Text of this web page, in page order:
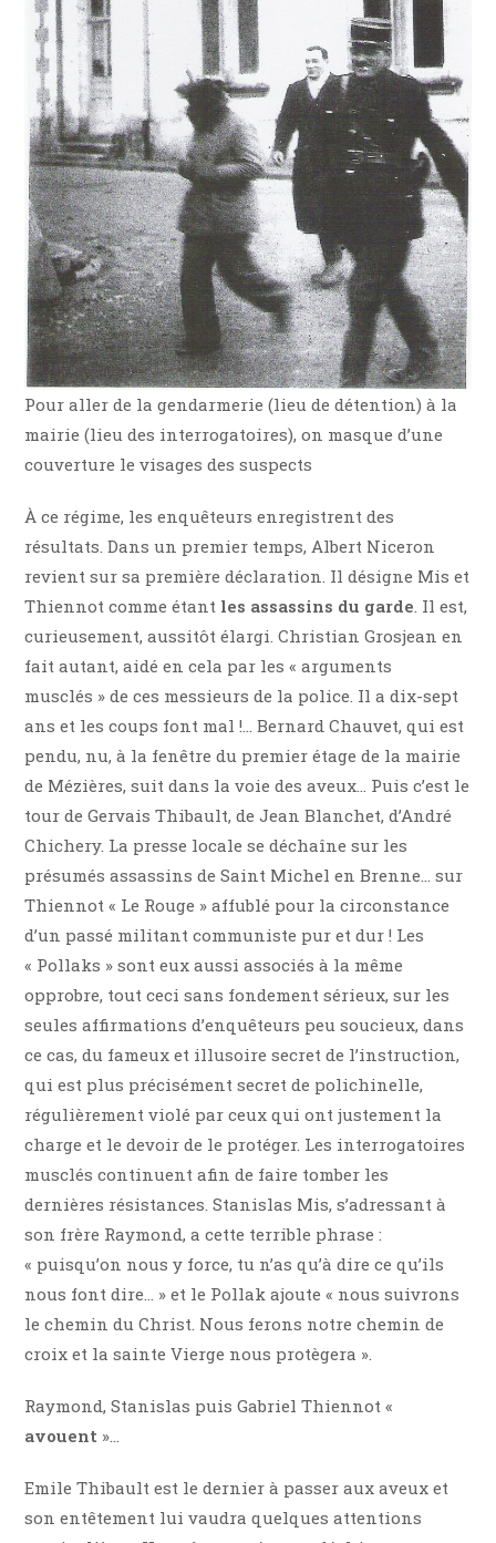
Pour aller de la gendarmerie (lieu de détention) à la
mairie (lieu des interrogatoires), on masque d’une
couverture le visages des suspects
À ce régime, les enquêteurs enregistrent des
résultats. Dans un premier temps, Albert Niceron
revient sur sa première déclaration. Il désigne Mis et
Thiennot comme étant les assassins du garde. Il est,
curieusement, aussitôt élargi. Christian Grosjean en
fait autant, aidé en cela par les « arguments
musclés » de ces messieurs de la police. Il a dix-sept
ans et les coups font mal !… Bernard Chauvet, qui est
pendu, nu, à la fenêtre du premier étage de la mairie
de Mézières, suit dans la voie des aveux… Puis c’est le
tour de Gervais Thibault, de Jean Blanchet, d’André
Chichery. La presse locale se déchaîne sur les
présumés assassins de Saint Michel en Brenne… sur
Thiennot « Le Rouge » affublé pour la circonstance
d’un passé militant communiste pur et dur ! Les
« Pollaks » sont eux aussi associés à la même
opprobre, tout ceci sans fondement sérieux, sur les
seules affirmations d’enquêteurs peu soucieux, dans
ce cas, du fameux et illusoire secret de l’instruction,
qui est plus précisément secret de polichinelle,
régulièrement violé par ceux qui ont justement la
charge et le devoir de le protéger. Les interrogatoires
musclés continuent afin de faire tomber les
dernières résistances. Stanislas Mis, s’adressant à
son frère Raymond, a cette terrible phrase :
« puisqu’on nous y force, tu n’as qu’à dire ce qu’ils
nous font dire… » et le Pollak ajoute « nous suivrons
le chemin du Christ. Nous ferons notre chemin de
croix et la sainte Vierge nous protègera ».
Raymond, Stanislas puis Gabriel Thiennot «
avouent »…
Emile Thibault est le dernier à passer aux aveux et
son entêtement lui vaudra quelques attentions